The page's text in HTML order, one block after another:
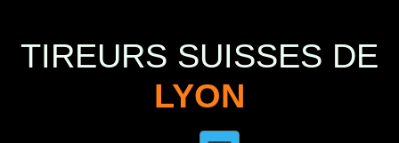
TIREURS SUISSES DE
LYON